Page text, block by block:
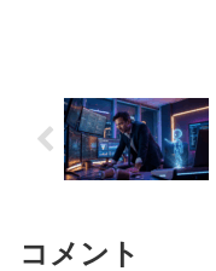
コメント